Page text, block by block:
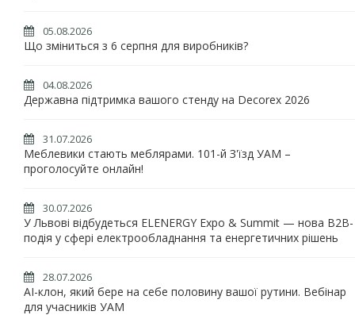
05.08.2026
Що зміниться з 6 серпня для виробників?
04.08.2026
Державна підтримка вашого стенду на Decorex 2026
31.07.2026
Меблевики стають меблярами. 101-й З'їзд УАМ –
проголосуйте онлайн!
30.07.2026
У Львові відбудеться ELENERGY Expo & Summit — нова B2B-
подія у сфері електрообладнання та енергетичних рішень
28.07.2026
AI-клон, який бере на себе половину вашої рутини. Вебінар
для учасників УАМ